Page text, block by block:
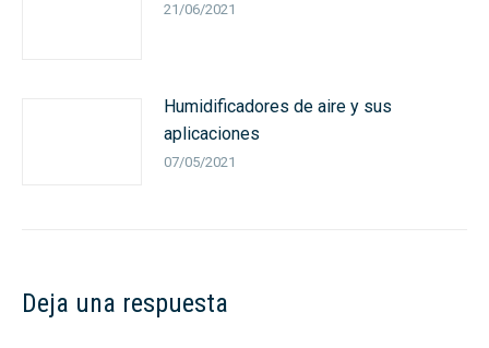
21/06/2021
Humidificadores de aire y sus
aplicaciones
07/05/2021
Deja una respuesta